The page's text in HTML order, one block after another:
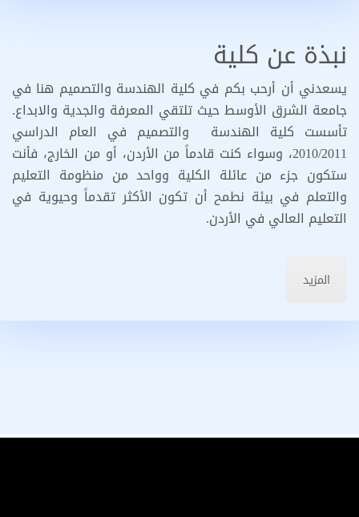
نبذة عن كلية
يسعدني أن أرحب بكم في كلية الهندسة والتصميم هنا في
جامعة الشرق الأوسط حيث تلتقي المعرفة والجدية والابداع.
تأسست كلية الهندسة والتصميم في العام الدراسي
2010/2011، وسواء كنت قادماً من الأردن، أو من الخارج، فأنت
ستكون جزء من عائلة الكلية وواحد من منظومة التعليم
والتعلم في بيئة نطمح أن تكون الأكثر تقدماً وحيوية في
التعليم العالي في الأردن.
المزيد